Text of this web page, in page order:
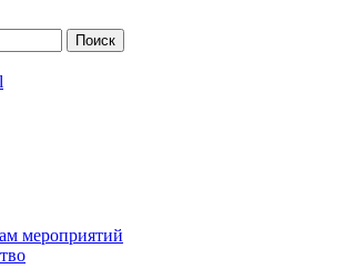
мероприятий